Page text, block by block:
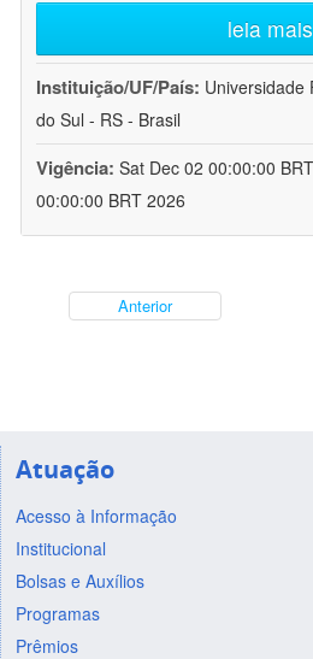
leia mais
Instituição/UF/País: Universidade
do Sul - RS - Brasil
Vigência: Sat Dec 02 00:00:00
00:00:00 BRT 2026
Anterior
Atuação
Acesso à Informação
Institucional
Bolsas e Auxílios
Programas
Prêmios